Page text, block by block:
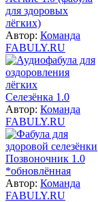
для здоровых
лёгких)
Автор: Команда
FABULY.RU
Селезёнка 1.0
Автор: Команда
FABULY.RU
Позвоночник 1.0
*обновлённая
Автор: Команда
FABULY.RU